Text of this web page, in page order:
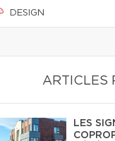
DESIGN
ARTICLES
LES